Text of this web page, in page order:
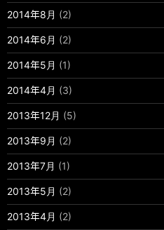
2014年8月 (2)
2014年6月 (2)
2014年5月 (1)
2014年4月 (3)
2013年12月 (5)
2013年9月 (2)
2013年7月 (1)
2013年5月 (2)
2013年4月 (2)